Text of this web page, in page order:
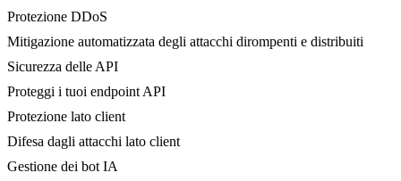
Protezione DDoS
Mitigazione automatizzata degli attacchi dirompenti e distribuiti
Sicurezza delle API
Proteggi i tuoi endpoint API
Protezione lato client
Difesa dagli attacchi lato client
Gestione dei bot IA